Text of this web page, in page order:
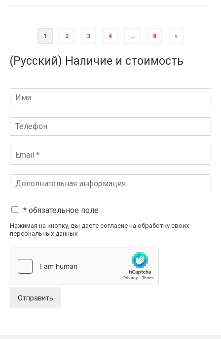
1 2 3 4 … 8 »
(Русский) Наличие и стоимость
* обязательное поле
Нажимая на кнопку, вы даете согласие на обработку своих
персональных данных
Отправить